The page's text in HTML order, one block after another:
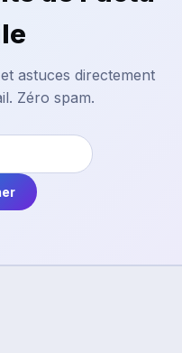
astuces directement
Zéro spam.